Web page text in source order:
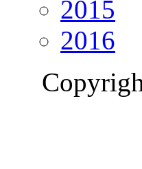
2015
2016